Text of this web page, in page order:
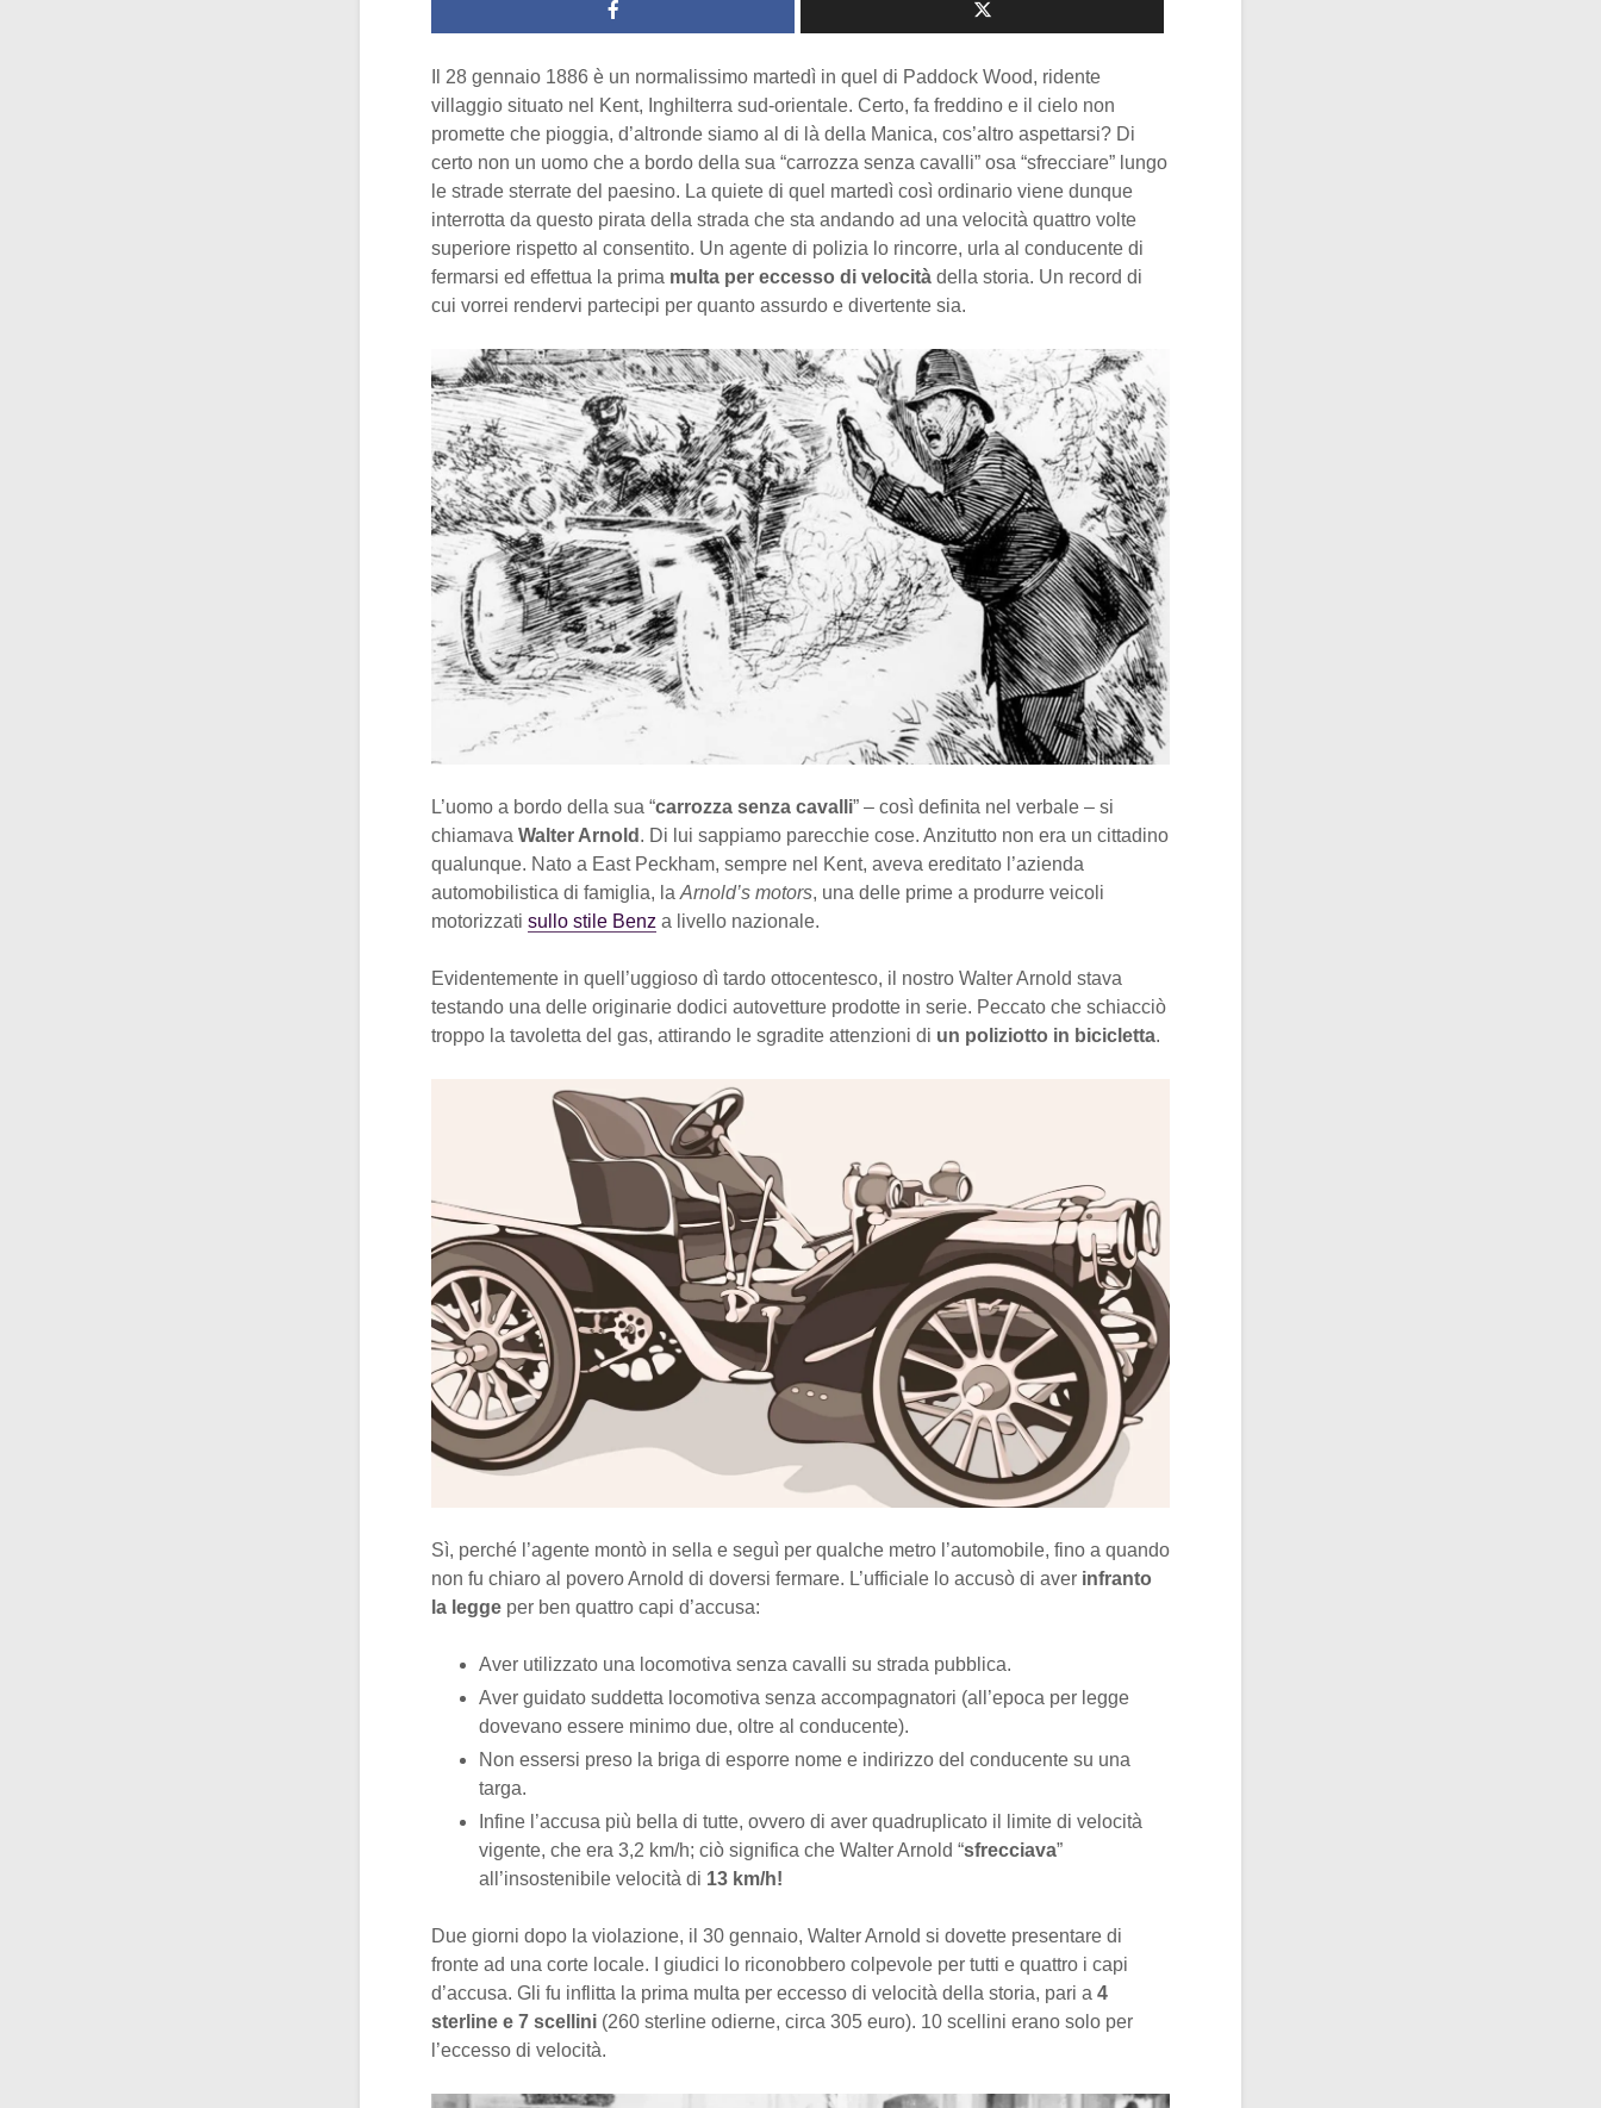
Il 28 gennaio 1886 è un normalissimo martedì in quel di Paddock Wood, ridente
villaggio situato nel Kent, Inghilterra sud-orientale. Certo, fa freddino e il cielo non
promette che pioggia, d’altronde siamo al di là della Manica, cos’altro aspettarsi? Di
certo non un uomo che a bordo della sua “carrozza senza cavalli” osa “sfrecciare” lungo
le strade sterrate del paesino. La quiete di quel martedì così ordinario viene dunque
interrotta da questo pirata della strada che sta andando ad una velocità quattro volte
superiore rispetto al consentito. Un agente di polizia lo rincorre, urla al conducente di
fermarsi ed effettua la prima multa per eccesso di velocità della storia. Un record di
cui vorrei rendervi partecipi per quanto assurdo e divertente sia.
L’uomo a bordo della sua “carrozza senza cavalli” – così definita nel verbale – si
chiamava Walter Arnold . Di lui sappiamo parecchie cose. Anzitutto non era un cittadino
qualunque. Nato a East Peckham, sempre nel Kent, aveva ereditato l’azienda
automobilistica di famiglia, la Arnold’s motors, una delle prime a produrre veicoli
motorizzati sullo stile Benz a livello nazionale.
Evidentemente in quell’uggioso dì tardo ottocentesco, il nostro Walter Arnold stava
testando una delle originarie dodici autovetture prodotte in serie. Peccato che schiacciò
troppo la tavoletta del gas, attirando le sgradite attenzioni di un poliziotto in bicicletta.
Sì, perché l’agente montò in sella e seguì per qualche metro l’automobile, fino a quando
non fu chiaro al povero Arnold di doversi fermare. L’ufficiale lo accusò di aver infranto
la legge per ben quattro capi d’accusa:
Aver utilizzato una locomotiva senza cavalli su strada pubblica.
Aver guidato suddetta locomotiva senza accompagnatori (all’epoca per legge
dovevano essere minimo due, oltre al conducente).
Non essersi preso la briga di esporre nome e indirizzo del conducente su una
targa.
Infine l’accusa più bella di tutte, ovvero di aver quadruplicato il limite di velocità
vigente, che era 3,2 km/h; ciò significa che Walter Arnold “sfrecciava”
all’insostenibile velocità di 13 km/h!
Due giorni dopo la violazione, il 30 gennaio, Walter Arnold si dovette presentare di
fronte ad una corte locale. I giudici lo riconobbero colpevole per tutti e quattro i capi
d’accusa. Gli fu inflitta la prima multa per eccesso di velocità della storia, pari a 4
sterline e 7 scellini (260 sterline odierne, circa 305 euro). 10 scellini erano solo per
l’eccesso di velocità.